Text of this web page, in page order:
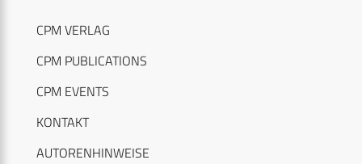
CPM VERLAG
CPM PUBLICATIONS
CPM EVENTS
KONTAKT
AUTORENHINWEISE